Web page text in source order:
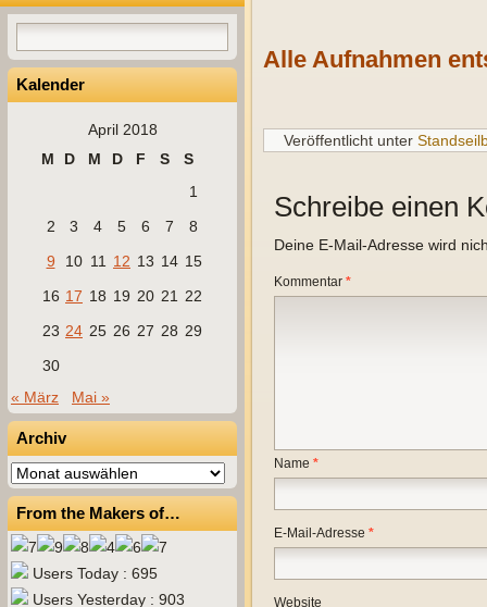
Kalender
April 2018
M
D M D F S
S
1
2
3 4 5 6 7
8
9
10 11 12 13 14 15
16 17 18 19 20 21
22
23 24 25 26 27 28 29
30
« März
Mai »
Archiv
Archiv
From the Makers of…
Users Today : 695
Users Yesterday : 903
Alle Aufnahmen
Veröffentlicht unter
Schreibe einen
Deine E-Mail-Adresse wird
Kommentar *
Name *
E-Mail-Adresse *
Website